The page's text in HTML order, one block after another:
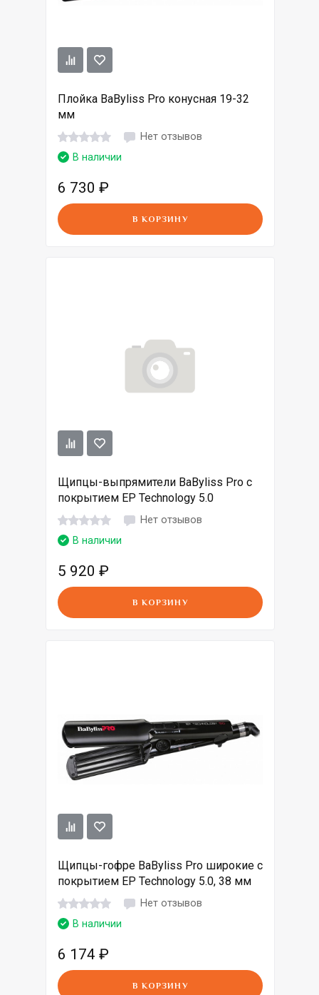
Плойка BaByliss Pro конусная 19-32
мм
Нет отзывов
В наличии
6 730 ₽
В КОРЗИНУ
Щипцы-выпрямители BaByliss Pro с
покрытием EP Technology 5.0
Нет отзывов
В наличии
5 920 ₽
В КОРЗИНУ
Щипцы-гофре BaByliss Pro широкие с
покрытием EP Technology 5.0, 38 мм
Нет отзывов
В наличии
6 174 ₽
В КОРЗИНУ